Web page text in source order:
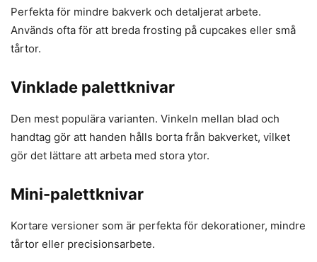
Perfekta för mindre bakverk och detaljerat arbete.
Används ofta för att breda frosting på cupcakes eller små
tårtor.
Vinklade palettknivar
Den mest populära varianten. Vinkeln mellan blad och
handtag gör att handen hålls borta från bakverket, vilket
gör det lättare att arbeta med stora ytor.
Mini-palettknivar
Kortare versioner som är perfekta för dekorationer, mindre
tårtor eller precisionsarbete.